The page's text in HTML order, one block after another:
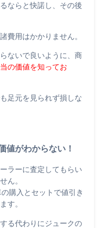
ならと快諾し、その後
費用はかかりません。
ないで良いように、商
の価値を知ってお
足元を見られず損しな
値がわからない！
ラーに査定してもらい
ん。
購入とセットで値引き
す。
る代わりにジュークの